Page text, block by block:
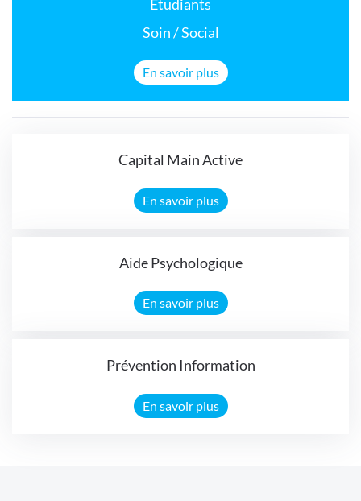
Étudiants
Soin / Social
En savoir plus
Capital Main Active
En savoir plus
Aide Psychologique
En savoir plus
Prévention Information
En savoir plus